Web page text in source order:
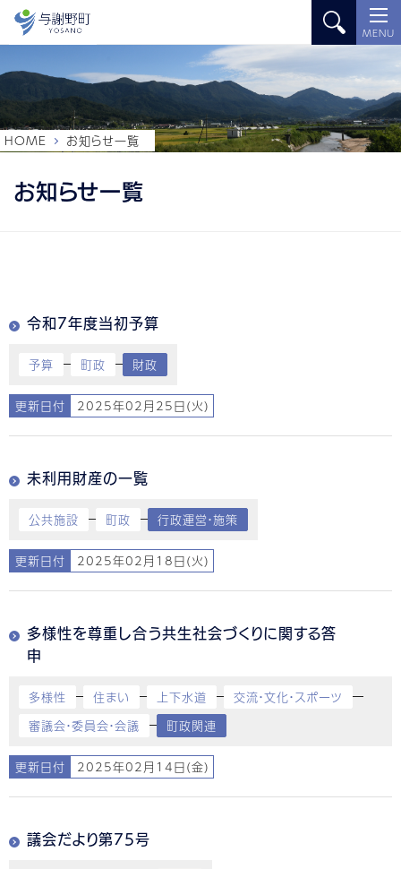
MENU
お知らせ一覧
HOME お知らせ一覧
令和7年度当初予算
予算 町政 財政
更新日付 2025年02月25日(火)
未利用財産の一覧
公共施設 町政 行政運営・施策
更新日付 2025年02月18日(火)
多様性を尊重し合う共生社会づくりに関する答
申
多様性 住まい 上下水道
交流・文化・スポーツ
審議会・委員会・会議
町政関連
更新日付 2025年02月14日(金)
議会だより第75号